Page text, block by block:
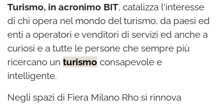
Turismo, in acronimo BIT, catalizza l'interesse
di chi opera nel mondo del turismo, da paesi ed
enti a operatori e venditori di servizi ed anche a
curiosi e a tutte le persone che sempre più
ricercano un turismo consapevole e
intelligente.
Negli spazi di Fiera Milano Rho si rinnova